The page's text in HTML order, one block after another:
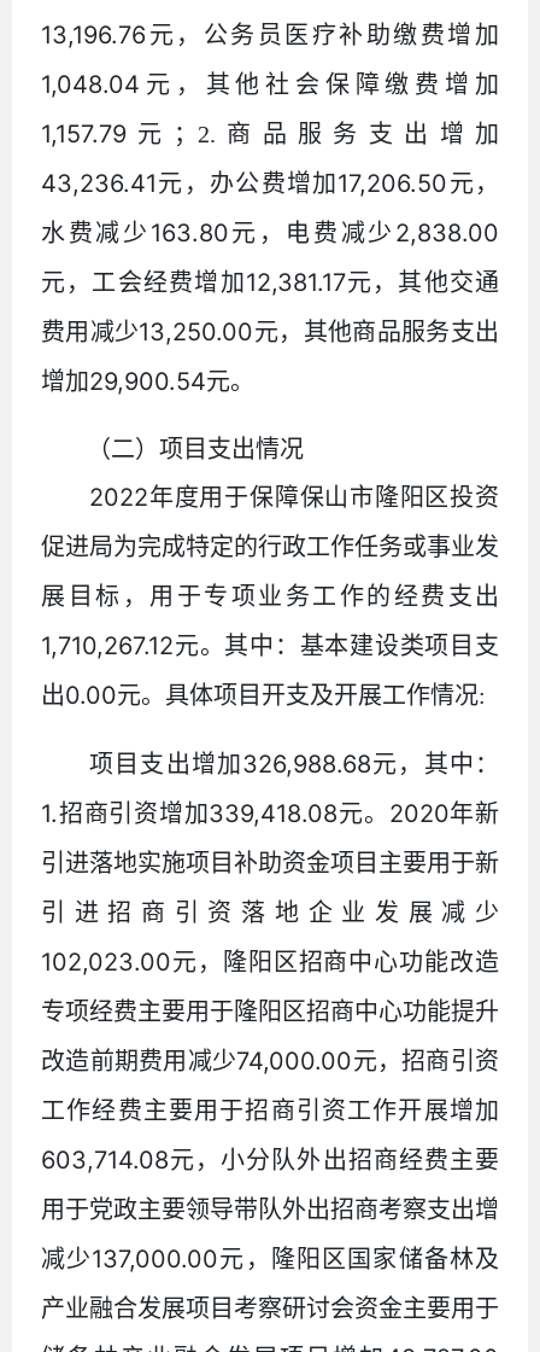
13,196.76元，公务员医疗补助缴费增加
1,048.04 元，其他社会保障缴费增加
1,157.79 元； 2. 商品服务支出增加
43,236.41元，办公费增加17,206.50元，
水费减少 163.80元，电费减少 2,838.00
元，工会经费增加12,381.17元，其他交通
费用减少13,250.00元，其他商品服务支出
增加29,900.54元。
（二）项目支出情况
2022年度用于保障保山市隆阳区投资
促进局为完成特定的行政工作任务或事业发
展目标，用于专项业务工作的经费支出
1,710,267.12元。其中：基本建设类项目支
出0.00元。具体项目开支及开展工作情况:
项目支出增加326,988.68元，其中：
1.招商引资增加339,418.08元。 2020年新
引进落地实施项目补助资金项目主要用于新
引进招商引资落地企业发展减少
102,023.00元，隆阳区招商中心功能改造
专项经费主要用于隆阳区招商中心功能提升
改造前期费用减少74,000.00元，招商引资
工作经费主要用于招商引资工作开展增加
603,714.08元，小分队外出招商经费主要
用于党政主要领导带队外出招商考察支出增
减少137,000.00元，隆阳区国家储备林及
产业融合发展项目考察研讨会资金主要用于